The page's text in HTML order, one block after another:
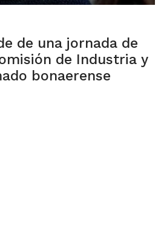
de una jornada de
de Industria y
bonaerense